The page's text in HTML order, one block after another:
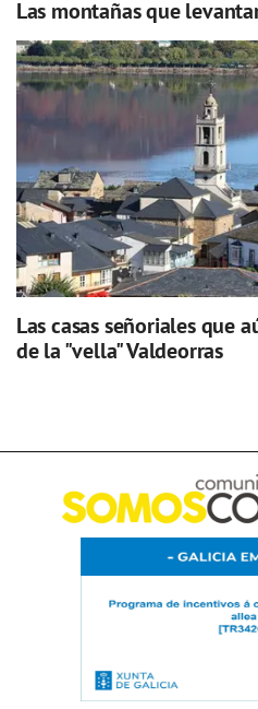
Las montañas que
Las casas señoriales que
de la "vella" Valdeorras